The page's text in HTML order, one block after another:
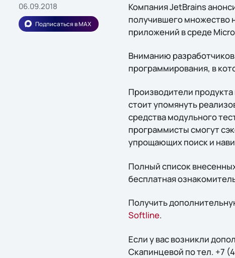
06.09.2018
Подписаться в MAX
Компания JetBrains
получившего множество
приложений в среде
Вниманию
программирования, в
Производители
стоит упомянуть
средства модульного
программисты смогут
упрощающих поиск и
Полный список
бесплатная
Получить
Softline.
Если у вас возникли
Скапинцевой по тел. +7